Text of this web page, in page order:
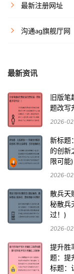
最新注册网址
沟通ag旗舰厅网
最新资讯
旧版
题改写
2026-
新标
的创新
限可能)
2026-
散兵天
秘散兵
过！)
2026-
提升胜
题：提
标题：